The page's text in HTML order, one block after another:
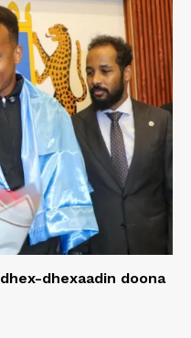
dhexaadin doona